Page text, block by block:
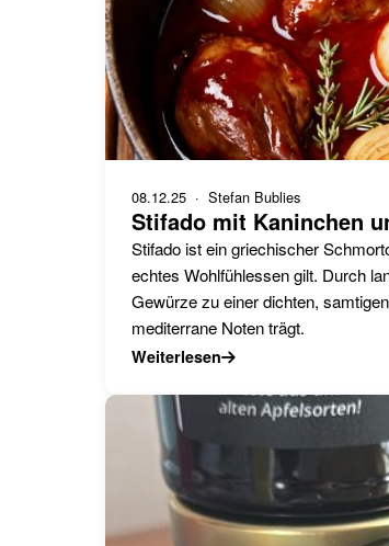
08.12.25 · Stefan Bublies
Stifado mit Kaninchen
Stifado ist ein griechischer
echtes Wohlfühlessen gilt. Durch
Gewürze zu einer dichten,
mediterrane Noten trägt.
Weiterlesen